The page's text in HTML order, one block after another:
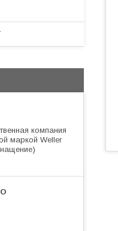
компания
маркой Weller